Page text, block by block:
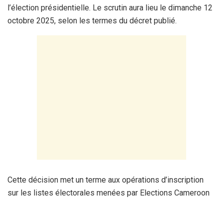
l’élection présidentielle. Le scrutin aura lieu le dimanche 12
octobre 2025, selon les termes du décret publié.
Cette décision met un terme aux opérations d’inscription
sur les listes électorales menées par Elections Cameroon